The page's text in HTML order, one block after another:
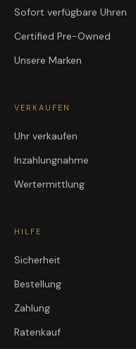
Sofort verfügbare Uhren
Certified Pre-Owned
Unsere Marken
VERKAUFEN
Uhr verkaufen
Inzahlungnahme
Wertermittlung
HILFE
Sicherheit
Bestellung
Zahlung
Ratenkauf